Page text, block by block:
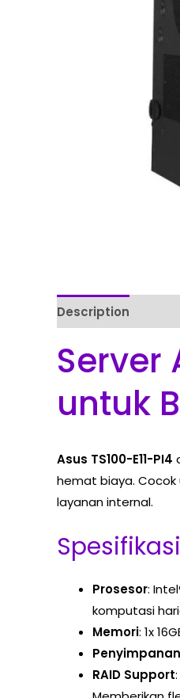
Description
Server
untuk
Asus TS100-E11-PI4
hemat biaya. Cocok
layanan internal.
Prosesor:
komputasi
Memori: 1x
Penyimpanan
RAID Support